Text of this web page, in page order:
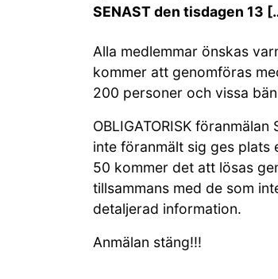
SENAST den tisdagen 13
Alla medlemmar önskas
kommer att genomföras
200 personer och vissa
OBLIGATORISK
inte föranmält sig ges
50 kommer det att lösas
tillsammans med de som
detaljerad information.
Anmälan stäng!!!